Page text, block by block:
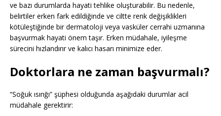
ve bazı durumlarda hayati tehlike oluşturabilir. Bu nedenle,
belirtiler erken fark edildiğinde ve ciltte renk değişiklikleri
kötüleştiğinde bir dermatoloji veya vasküler cerrahi uzmanına
başvurmak hayati önem taşır. Erken müdahale, iyileşme
sürecini hızlandırır ve kalıcı hasarı minimize eder.
Doktorlara ne zaman başvurmalı?
“Soğuk ısırığı” şüphesi olduğunda aşağıdaki durumlar acil
müdahale gerektirir: